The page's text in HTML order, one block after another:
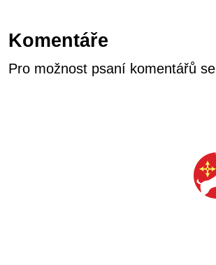
Komentáře
Pro možnost psaní komentářů se